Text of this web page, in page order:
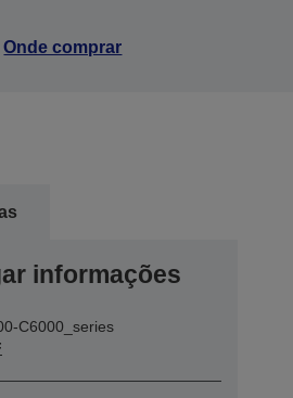
Onde comprar
informações
C6000_series